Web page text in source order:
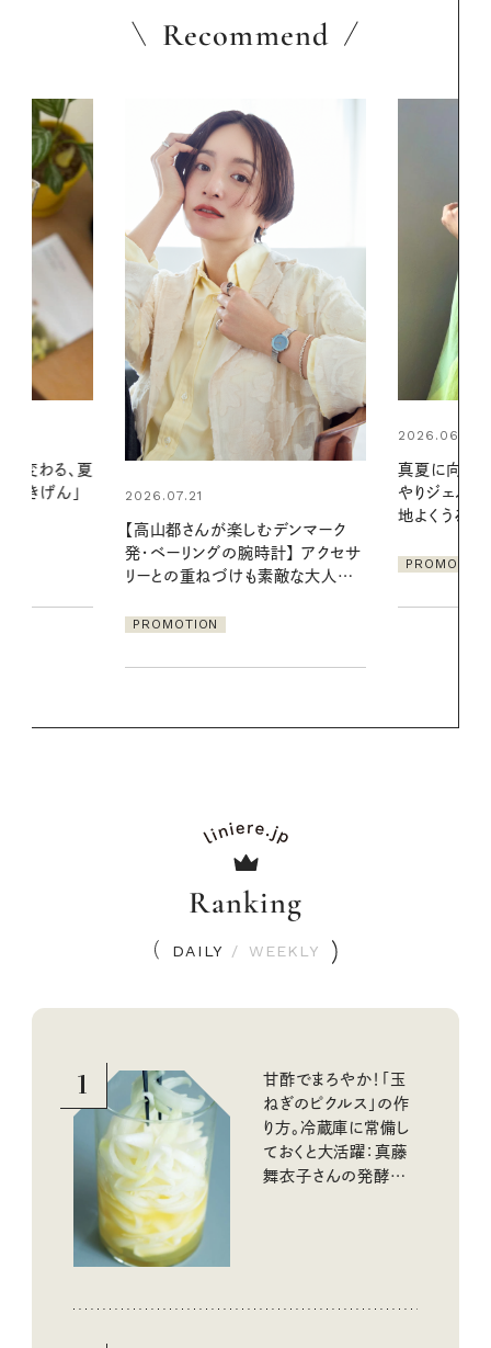
Recommend
2026.06.01
やりジェルと出合う。暑い季節に心
ア
PROMOTION
2026.06.01
暑い夏のナイ
える夜の爽
Ranking
DAILY / WEEKLY
1
甘酢でまろやか！「玉
ねぎのピクルス」の作
り方。冷蔵庫に常備し
ておくと大活躍：真藤
舞衣子さんの発酵と